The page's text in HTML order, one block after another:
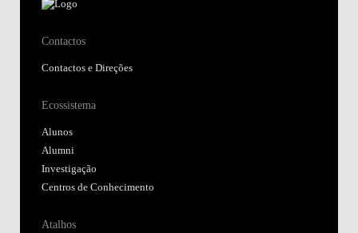
Contactos
Contactos e Direções
Ecossistema
Alunos
Alumni
Investigação
Centros de Conhecimento
Atalhos